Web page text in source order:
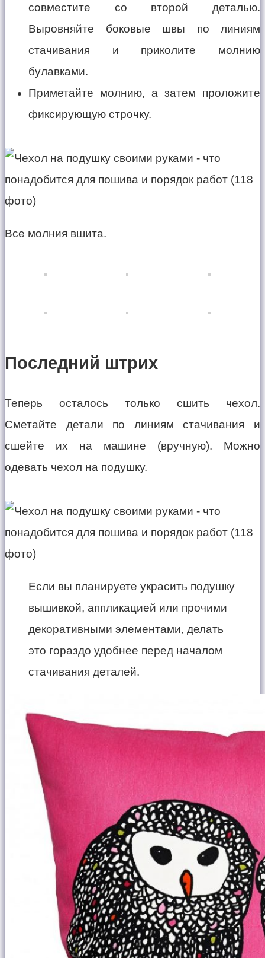
совместите со второй деталью.
Выровняйте боковые швы по линиям
стачивания и приколите молнию
булавками.
Приметайте молнию, а затем проложите
фиксирующую строчку.
Все молния вшита.
Последний штрих
Теперь осталось только сшить чехол.
Сметайте детали по линиям стачивания и
сшейте их на машине (вручную). Можно
одевать чехол на подушку.
Если вы планируете украсить подушку
вышивкой, аппликацией или прочими
декоративными элементами, делать
это гораздо удобнее перед началом
стачивания деталей.